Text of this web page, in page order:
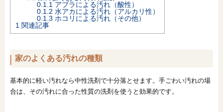
スマートセレクト
0.1.1 アブラによる汚れ（酸性）
0.1.2 水アカによる汚れ（アルカリ性）
0.1.3 ホコリによる汚れ（その他）
1 関連記事
家のよくある汚れの種類
基本的に軽い汚れなら中性洗剤で十分落とせます。手ごわい汚れの場
合は、その汚れに合った性質の洗剤を使うと効果的です。